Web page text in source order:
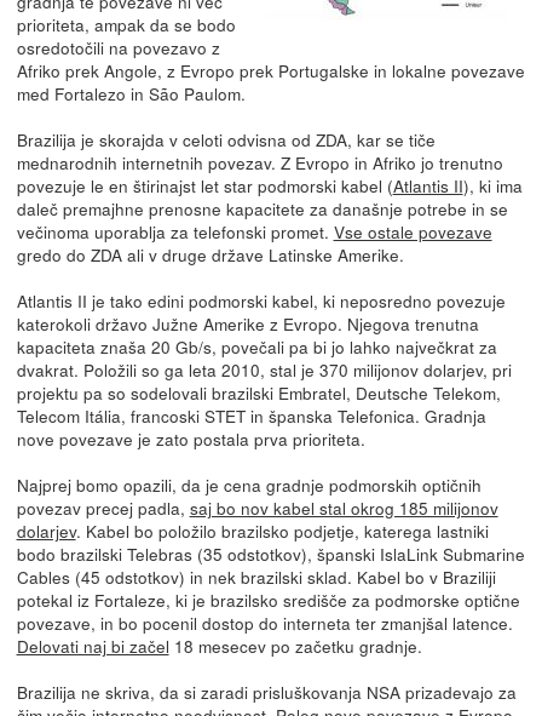
prioriteta, ampak da se bodo
osredotočili na povezavo z
Afriko prek Angole, z Evropo prek Portugalske in lokalne povezave
med Fortalezo in São Paulom.
Brazilija je skorajda v celoti odvisna od ZDA, kar se tiče
mednarodnih internetnih povezav. Z Evropo in Afriko jo trenutno
povezuje le en štirinajst let star podmorski kabel (Atlantis II), ki ima
daleč premajhne prenosne kapacitete za današnje potrebe in se
večinoma uporablja za telefonski promet. Vse ostale povezave
gredo do ZDA ali v druge države Latinske Amerike.
Atlantis II je tako edini podmorski kabel, ki neposredno povezuje
katerokoli državo Južne Amerike z Evropo. Njegova trenutna
kapaciteta znaša 20 Gb/s, povečali pa bi jo lahko največkrat za
dvakrat. Položili so ga leta 2010, stal je 370 milijonov dolarjev, pri
projektu pa so sodelovali brazilski Embratel, Deutsche Telekom,
Telecom Itália, francoski STET in španska Telefonica. Gradnja
nove povezave je zato postala prva prioriteta.
Najprej bomo opazili, da je cena gradnje podmorskih optičnih
povezav precej padla, saj bo nov kabel stal okrog 185 milijonov
dolarjev. Kabel bo položilo brazilsko podjetje, katerega lastniki
bodo brazilski Telebras (35 odstotkov), španski IslaLink Submarine
Cables (45 odstotkov) in nek brazilski sklad. Kabel bo v Braziliji
potekal iz Fortaleze, ki je brazilsko središče za podmorske optične
povezave, in bo pocenil dostop do interneta ter zmanjšal latence.
Delovati naj bi začel 18 mesecev po začetku gradnje.
Brazilija ne skriva, da si zaradi prisluškovanja NSA prizadevajo za